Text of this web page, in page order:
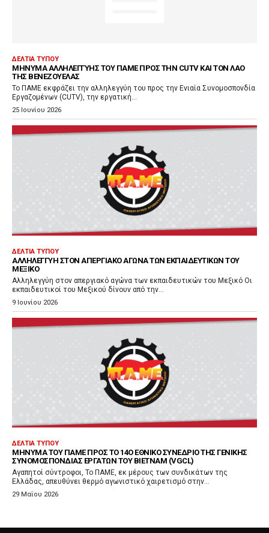
ΔΕΛΤΊΑ ΤΎΠΟΥ
ΜΉΝΥΜΑ ΑΛΛΗΛΕΓΓΎΗΣ ΤΟΥ ΠΑΜΕ ΠΡΟΣ ΤΗΝ CUTV ΚΑΙ ΤΟΝ ΛΑΌ
ΤΗΣ ΒΕΝΕΖΟΥΈΛΑΣ
Το ΠΑΜΕ εκφράζει την αλληλεγγύη του προς την Ενιαία Συνομοσπονδία
Εργαζομένων (CUTV), την εργατική...
25 Ιουνίου 2026
ΔΕΛΤΊΑ ΤΎΠΟΥ
ΑΛΛΗΛΕΓΓΎΗ ΣΤΟΝ ΑΠΕΡΓΙΑΚΌ ΑΓΏΝΑ ΤΩΝ ΕΚΠΑΙΔΕΥΤΙΚΏΝ ΤΟΥ
ΜΕΞΙΚΌ
Αλληλεγγύη στον απεργιακό αγώνα των εκπαιδευτικών του Μεξικό Οι
εκπαιδευτικοί του Μεξικού δίνουν από την...
9 Ιουνίου 2026
ΔΕΛΤΊΑ ΤΎΠΟΥ
ΜΉΝΥΜΑ ΤΟΥ ΠΑΜΕ ΠΡΟΣ ΤΟ 14Ο ΕΘΝΙΚΌ ΣΥΝΈΔΡΙΟ ΤΗΣ ΓΕΝΙΚΉΣ
ΣΥΝΟΜΟΣΠΟΝΔΊΑΣ ΕΡΓΑΤΏΝ ΤΟΥ ΒΙΕΤΝΆΜ (VGCL)
Αγαπητοί σύντροφοι, Το ΠΑΜΕ, εκ μέρους των συνδικάτων της
Ελλάδας, απευθύνει θερμό αγωνιστικό χαιρετισμό στην...
29 Μαΐου 2026